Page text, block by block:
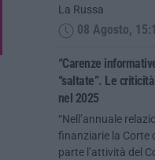
La Russa
08 Agosto,
“Carenze
“saltate”. Le
nel 2025
“Nell’annuale
finanziarie la Corte
parte l’attività del